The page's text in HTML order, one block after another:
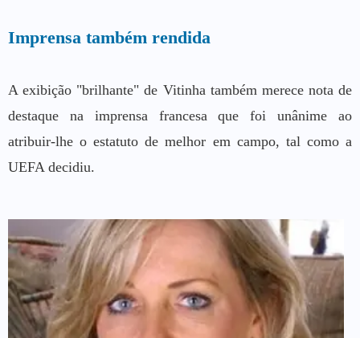
Imprensa também rendida
A exibição "brilhante" de Vitinha também merece nota de
destaque na imprensa francesa que foi unânime ao
atribuir-lhe o estatuto de melhor em campo, tal como a
UEFA decidiu.